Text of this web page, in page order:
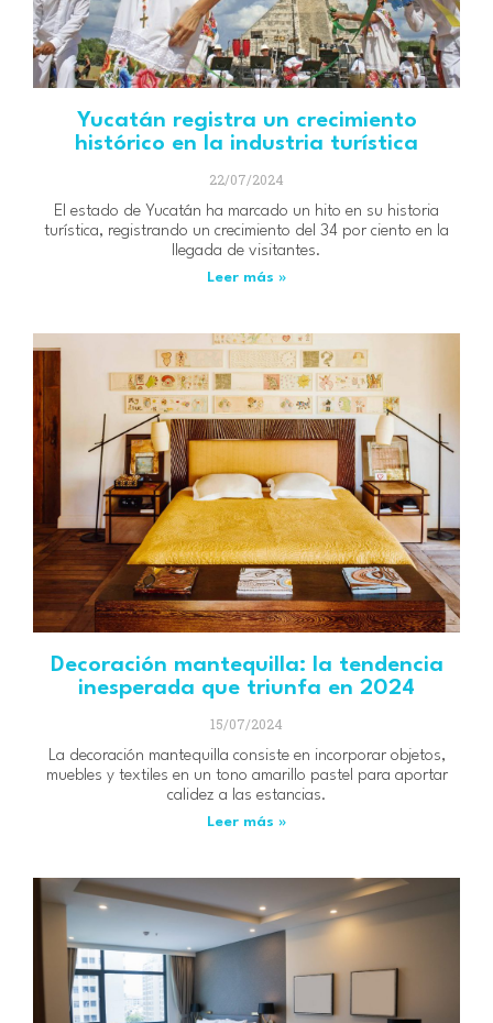
Yucatán registra un crecimiento
histórico en la industria turística
22/07/2024
El estado de Yucatán ha marcado un hito en su historia
turística, registrando un crecimiento del 34 por ciento en la
llegada de visitantes.
Leer más »
Decoración mantequilla: la tendencia
inesperada que triunfa en 2024
15/07/2024
La decoración mantequilla consiste en incorporar objetos,
muebles y textiles en un tono amarillo pastel para aportar
calidez a las estancias.
Leer más »